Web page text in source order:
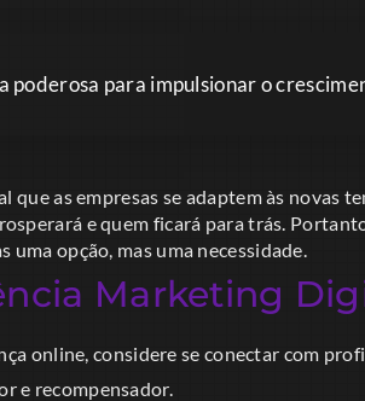
para impulsionar o
as empresas se adaptem às novas
e quem ficará para trás.
opção, mas uma necessidade.
Marketing
online, considere se conectar com
e recompensador.